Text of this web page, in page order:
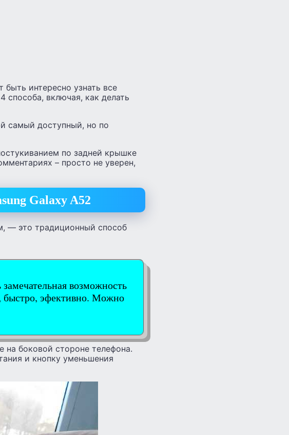
интересно узнать все
способа, включая, как делать
самый доступный, но по
по задней крышке
– просто не уверен,
Galaxy A52
— это традиционный способ
возможность
быстро, эфективно. Можно
на боковой стороне телефона.
и кнопку уменьшения